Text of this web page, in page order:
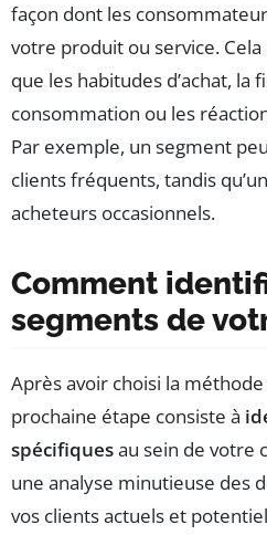
façon dont les
votre produit ou service.
que les habitudes d’achat, la
consommation ou les
Par exemple, un segment
clients fréquents, tandis
acheteurs occasionnels.
Comment
segments de
Après avoir choisi la
prochaine étape consiste à
spécifiquesau sein de votre
une analyse minutieuse des
vos clients actuels et